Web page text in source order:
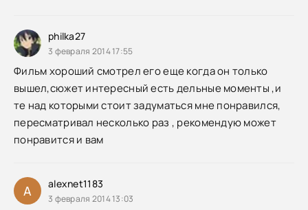
philka27
3 февраля 2014 17:55
Фильм хороший смотрел его еще когда он только
вышел,сюжет интересный есть дельные моменты ,и
те над которыми стоит задуматься мне понравился,
пересматривал несколько раз , рекомендую может
понравится и вам
A alexnet1183
3 февраля 2014 13:03